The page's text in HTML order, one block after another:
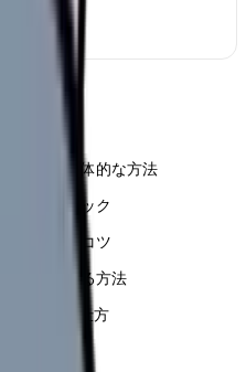
管理の具体的な方法
なテクニック
づくりのコツ
を達成する方法
と交流の仕方